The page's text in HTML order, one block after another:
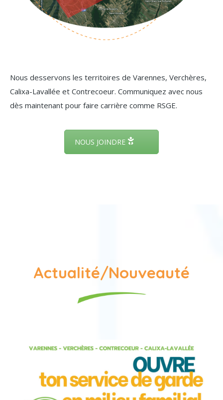
Nous desservons les territoires de Varennes, Verchères,
Calixa-Lavallée et Contrecoeur. Communiquez avec nous
dès maintenant pour faire carrière comme RSGE.
NOUS JOINDRE
Actualité/Nouveauté